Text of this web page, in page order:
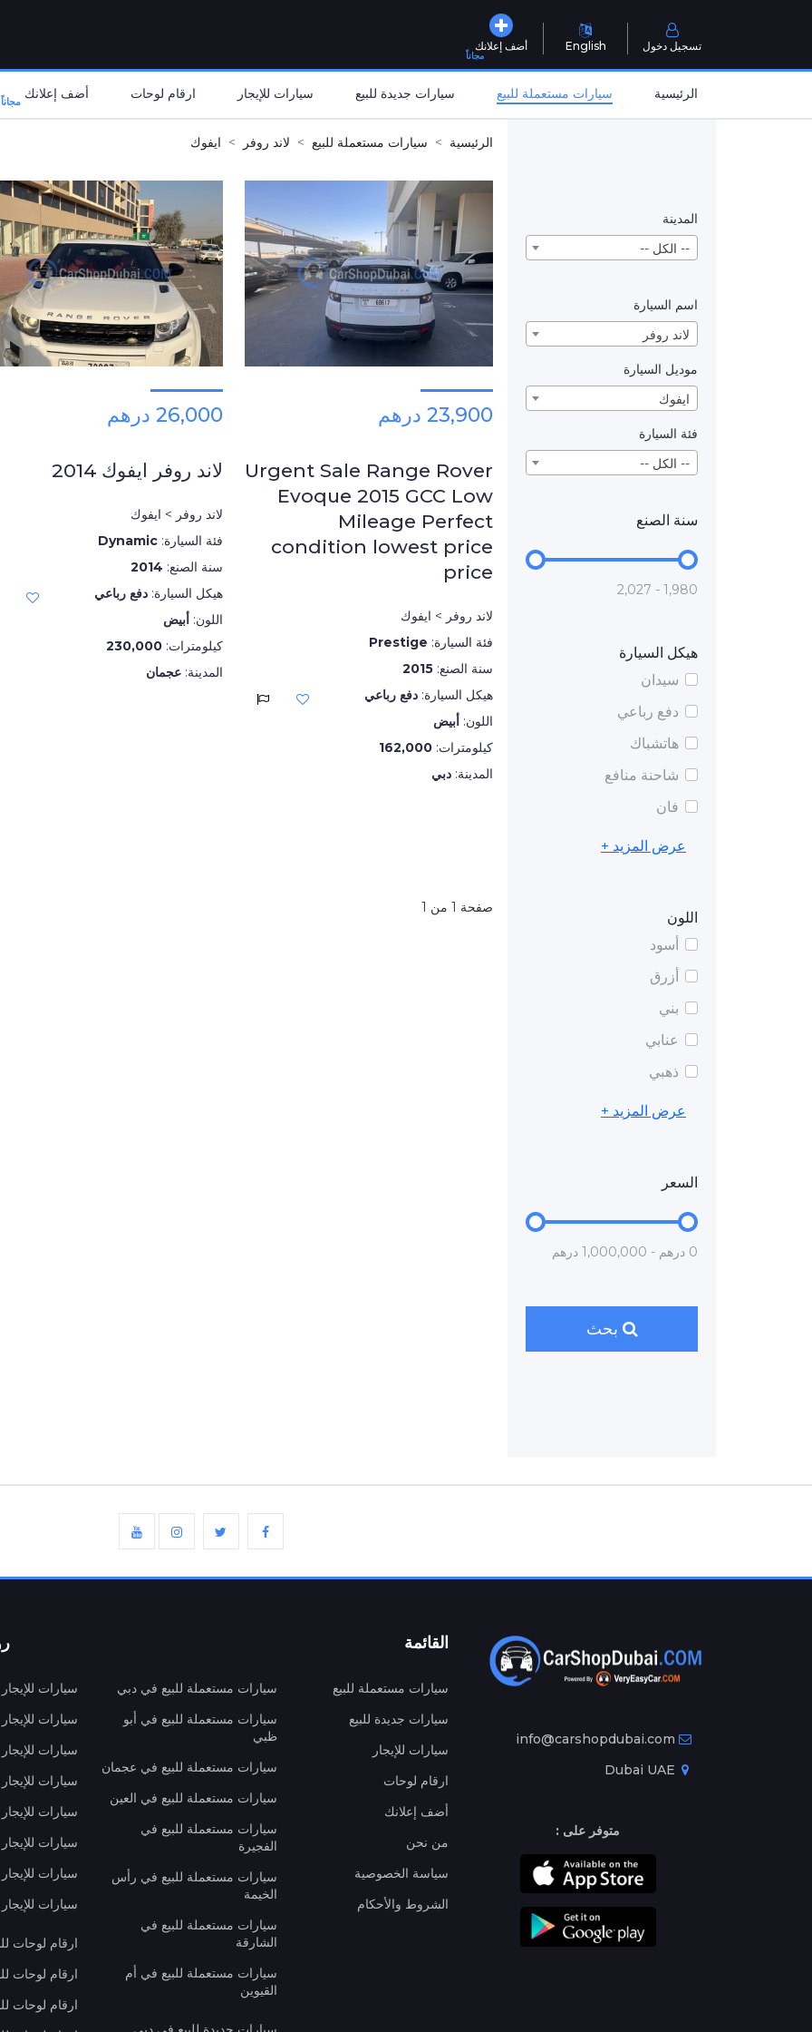
أضف إعلانك
مجاناً
English تسجيل دخول
الرئيسية سيارات مستعملة للبيع سيارات جديدة للبيع سيارات للإيجار ارقام لوحات أضف إعلانك مجاناً
المدينة
-- الكل --
اسم السيارة
لاند روفر
موديل السيارة
ايفوك
فئة السيارة
-- الكل --
سنة الصنع
1,980 - 2,027
هيكل السيارة
سيدان
دفع رباعي
هاتشباك
شاحنة منافع
فان
عرض المزيد +
اللون
أسود
أزرق
بني
عنابي
ذهبي
عرض المزيد +
السعر
0 درهم - 1,000,000 درهم
بحث
الرئيسية سيارات مستعملة للبيع لاند روفر ايفوك
23,900 درهم
Urgent Sale Range Rover
Evoque 2015 GCC Low
Mileage Perfect
condition lowest price
price
لاند روفر > ايفوك
فئة السيارة: Prestige
سنة الصنع: 2015
هيكل السيارة: دفع رباعي
اللون: أبيض
كيلومترات: 162,000
المدينة: دبي
26,000 درهم
لاند روفر ايفوك 2014
لاند روفر > ايفوك
فئة السيارة: Dynamic
سنة الصنع: 2014
هيكل السيارة: دفع رباعي
اللون: أبيض
كيلومترات: 230,000
المدينة: عجمان
صفحة 1 من 1
info@carshopdubai.com
متوفر على :
القائمة
سيارات مستعملة للبيع
سيارات جديدة للبيع
سيارات للإيجار
ارقام لوحات
أضف إعلانك
من نحن
سياسة الخصوصية
الشروط والأحكام
سيارات مستعملة للبيع في دبي
سيارات مستعملة للبيع في أبو
ظبي
سيارات مستعملة للبيع في عجمان
سيارات مستعملة للبيع في العين
سيارات مستعملة للبيع في
الفجيرة
سيارات مستعملة للبيع في رأس
الخيمة
سيارات مستعملة للبيع في
الشارقة
سيارات مستعملة للبيع في أم
القيوين
سيارات
سيارات
سيارات
سيارات
سيارات
سيارات
سيارات
سيارات
ارقام لوحات
ارقام لوحات
ارقام لوحات